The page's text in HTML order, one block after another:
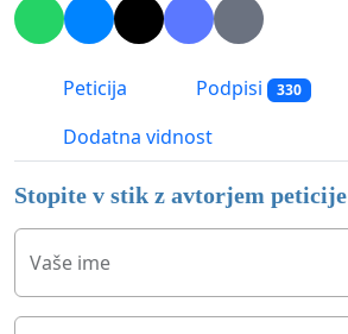
Peticija Podpisi 330
Dodatna vidnost
Stopite v stik z avtorjem peticije
Vaše ime